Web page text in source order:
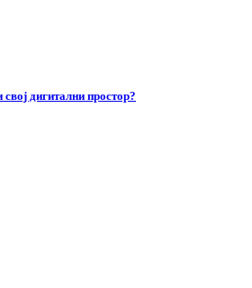
дигитални простор?